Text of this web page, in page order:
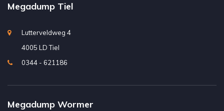
Megadump Tiel
Lutterveldweg 4
4005 LD Tiel
0344 - 621186
Megadump Wormer